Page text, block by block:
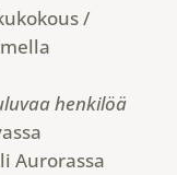
/
henkilöä
Aurorassa